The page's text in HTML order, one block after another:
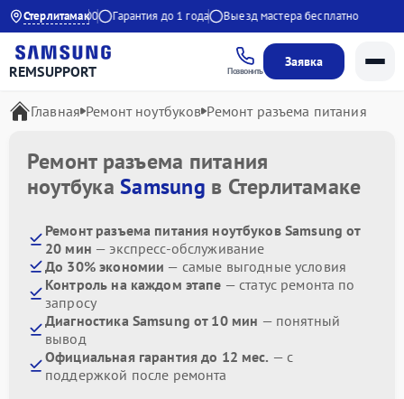
Стерлитамак
9:00 до 21:00 Гарантия до 1 года Выезд мастера бесплатно
REMSUPPORT Позвонить
Заявка
Главная Ремонт ноутбуков Ремонт разъема питания
Ремонт разъема питания
ноутбукаSamsung в Стерлитамаке
Ремонт разъема питания ноутбуков Samsung от
20 мин — экспресс-обслуживание
До 30% экономии — самые выгодные условия
Контроль на каждом этапе — статус ремонта по
запросу
Диагностика Samsung от 10 мин — понятный
вывод
Официальная гарантия до 12 мес. — с
поддержкой после ремонта